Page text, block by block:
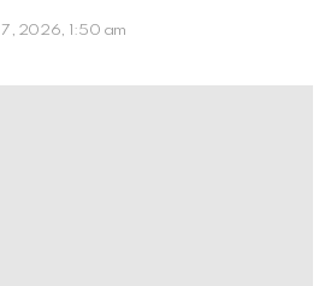
7, 2026, 1:50 am